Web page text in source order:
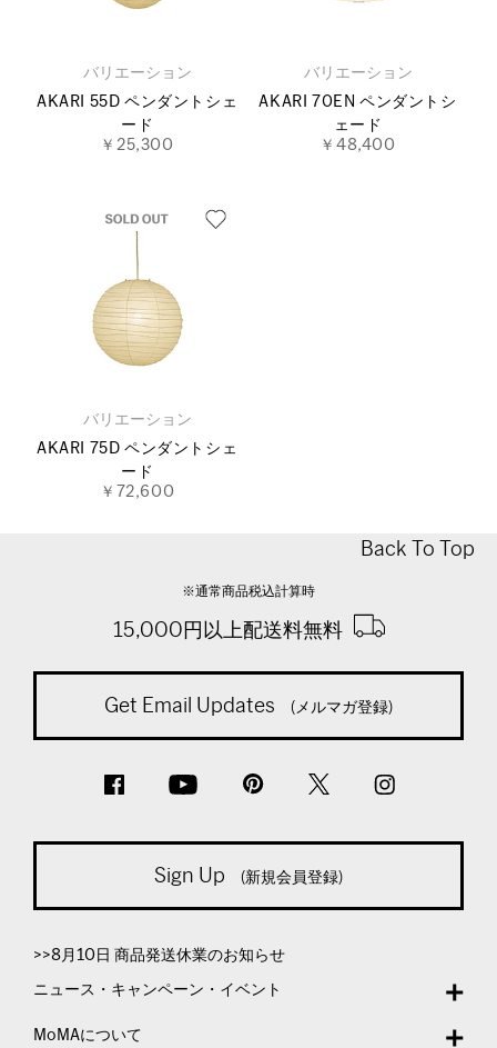
バリエーション
AKARI 55D ペンダントシェ
ード
￥25,300
バリエーション
AKARI 70EN ペンダントシ
ェード
￥48,400
バリエーション
AKARI 75D ペンダントシェ
ード
￥72,600
Back To Top
※通常商品税込計算時
15,000円以上配送料無料
Get Email Updates (メルマガ登録)
Sign Up (新規会員登録)
>>8月10日 商品発送休業のお知らせ
ニュース・キャンペーン・イベント
MoMAについて